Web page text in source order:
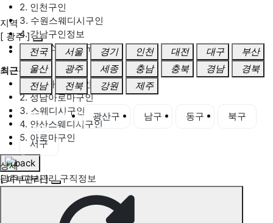
2. 인천구인
3. 수원스웨디시구인
4. 강남구인정보
5. 동탄스웨디시구인
최근검색어
1. 일산마사지구인
2. 성남아로마구인
3. 스웨디시구인
4. 안산스웨디시구인
5. 아로마구인
광주 피부관리 구직정보
지역
[ 광주 ]
전국
서울 경기 인천 대전 대구
부산
울산
광주 세종 충남 충북 경남
경북
전남
전북 강원 제주
광주 전체 광산구 남구 동구 북구
서구
상세
[ 피부관리 ]